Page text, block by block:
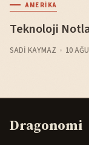
AMERIKA
Teknoloji
SADI KAYMAZ 10
Dragonomi